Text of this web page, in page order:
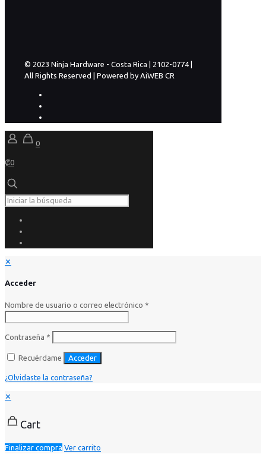
© 2023 Ninja Hardware - Costa Rica | 2102-0774 |
All Rights Reserved | Powered by AiWEB CR
0
₡0
✕
Acceder
Nombre de usuario o correo electrónico *
Contraseña *
Recuérdame Acceder
¿Olvidaste la contraseña?
✕
Cart
Finalizar compra Ver carrito